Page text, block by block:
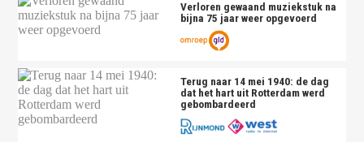
Verloren gewaand muziekstuk na
bijna 75 jaar weer opgevoerd
Terug naar 14 mei 1940: de dag
dat het hart uit Rotterdam werd
gebombardeerd